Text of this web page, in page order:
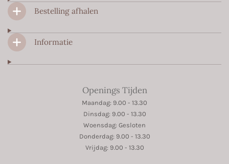
m
Bestelling afhalen
Informatie
Openings Tijden
Maandag: 9.00 - 13.30
Dinsdag: 9.00 - 13.30
Woensdag: Gesloten
Donderdag: 9.00 - 13.30
Vrijdag: 9.00 - 13.30